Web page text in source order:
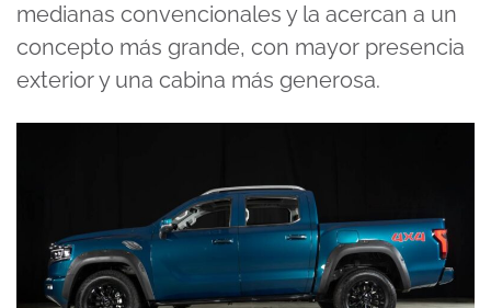
medianas convencionales y la acercan a un
concepto más grande, con mayor presencia
exterior y una cabina más generosa.